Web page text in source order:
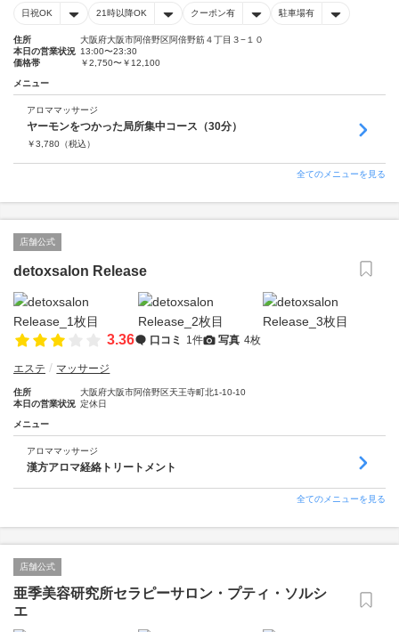
日祝OK 21時以降OK クーポン有 駐車場有
住所
大阪府大阪市阿倍野区阿倍野筋４丁目３−１０
本日の営業状況 13:00〜23:30
価格帯
￥2,750〜￥12,100
メニュー
アロママッサージ
ヤーモンをつかった局所集中コース（30分）
￥3,780 （税込）
全てのメニューを見る
店舗公式
detoxsalon Release
3.36 口コミ 1件 写真 4枚
エステ マッサージ
住所
大阪府大阪市阿倍野区天王寺町北1-10-10
本日の営業状況 定休日
メニュー
アロママッサージ
漢方アロマ経絡トリートメント
全てのメニューを見る
店舗公式
亜季美容研究所セラピーサロン・プティ・ソルシ
エ